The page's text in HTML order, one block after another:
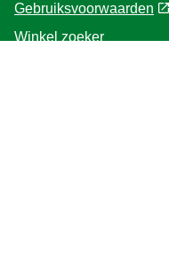
Gebruiksvoorwaarden
Winkel zoeker